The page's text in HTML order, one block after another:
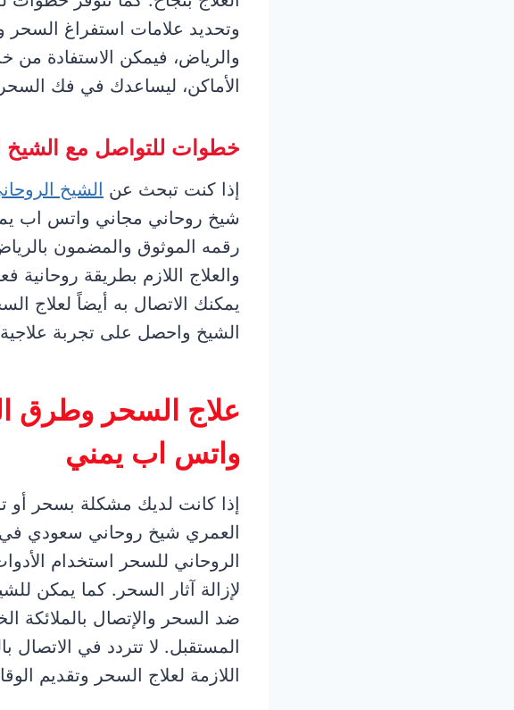
وتحديد علامات استفراغ السحر
والرياض، فيمكن الاستفادة
الأماكن، ليساعدك في فك السحر
خطوات للتواصل مع الشيخ
إذا كنت تبحث عن الشيخ
شيخ روحاني مجاني واتس اب
رقمه الموثوق والمضمون
والعلاج اللازم بطريقة
يمكنك الاتصال به أيضاً لعلاج
الشيخ واحصل على تجربة
علاج السحر وطرق
واتس اب يمني
إذا كانت لديك مشكلة بسحر أو
الروحاني للسحر استخدام
لإزالة آثار السحر. كما يمكن
ضد السحر والإتصال بالملائكة
المستقبل. لا تتردد في الاتصال
اللازمة لعلاج السحر وتقديم